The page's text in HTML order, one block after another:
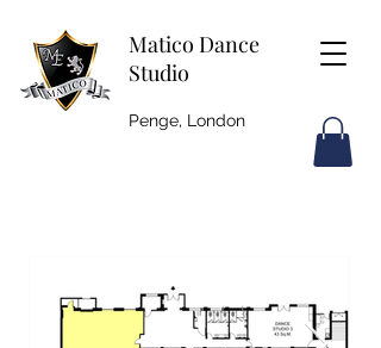
Matico Dance
Studio
Penge, London